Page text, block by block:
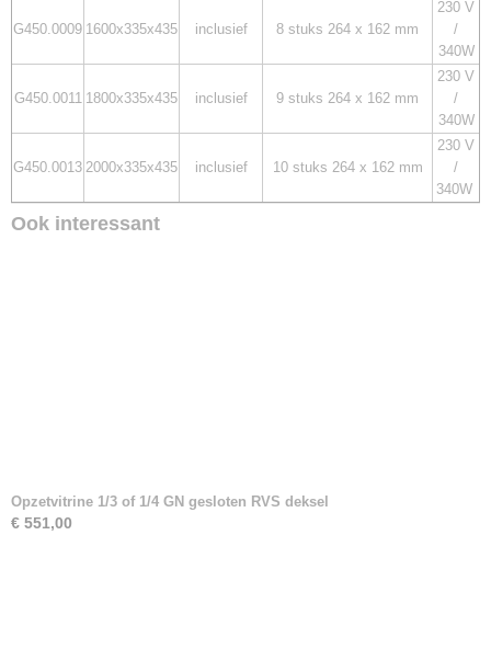
G450.0009 1600x335x435 inclusief 8 stuks 264 x 162 mm
230 V
/
340W
G450.0011 1800x335x435 inclusief 9 stuks 264 x 162 mm
230 V
/
340W
G450.0013 2000x335x435 inclusief 10 stuks 264 x 162 mm
230 V
/
340W
Ook interessant
Opzetvitrine 1/3 of 1/4 GN gesloten RVS deksel
€ 551,00